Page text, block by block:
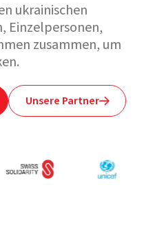
ukrainischen
Einzelpersonen,
zusammen, um
Unsere Partner